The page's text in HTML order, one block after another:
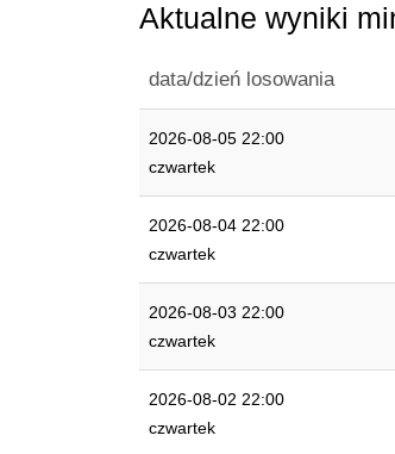
Aktualne wyniki
data/dzień losowania
2026-08-05 22:00
czwartek
2026-08-04 22:00
czwartek
2026-08-03 22:00
czwartek
2026-08-02 22:00
czwartek